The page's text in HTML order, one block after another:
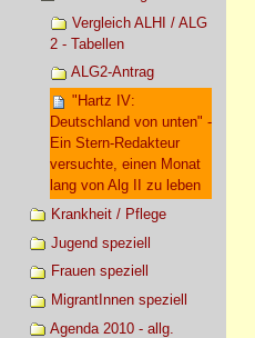
Vergleich ALHI / ALG
2 - Tabellen
ALG2-Antrag
"Hartz IV:
Deutschland von unten" -
Ein Stern-Redakteur
versuchte, einen Monat
lang von Alg II zu leben
Krankheit / Pflege
Jugend speziell
Frauen speziell
MigrantInnen speziell
Agenda 2010 - allg.